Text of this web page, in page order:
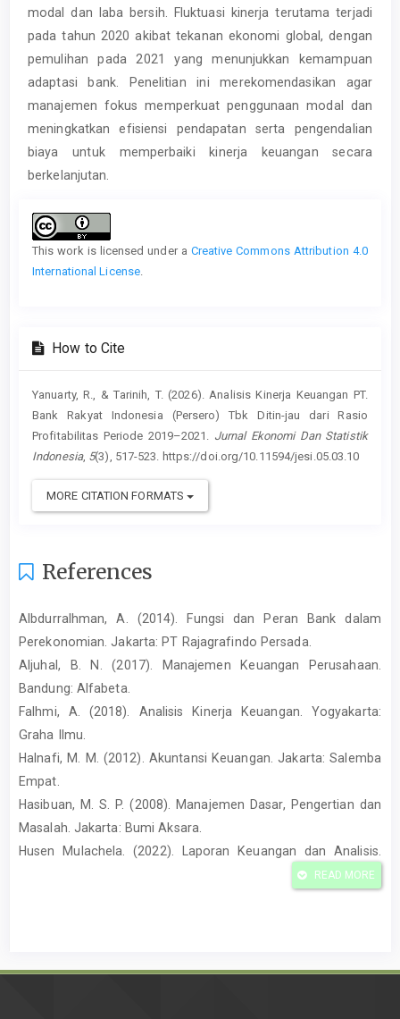
modal dan laba bersih. Fluktuasi kinerja terutama terjadi
pada tahun 2020 akibat tekanan ekonomi global, dengan
pemulihan pada 2021 yang menunjukkan kemampuan
adaptasi bank. Penelitian ini merekomendasikan agar
manajemen fokus memperkuat penggunaan modal dan
meningkatkan efisiensi pendapatan serta pengendalian
biaya untuk memperbaiki kinerja keuangan secara
berkelanjutan.
Article
Details
This work is licensed under a Creative Commons Attribution 4.0
International License.
How to Cite
Yanuarty, R., & Tarinih, T. (2026). Analisis Kinerja Keuangan PT.
Bank Rakyat Indonesia (Persero) Tbk Ditin-jau dari Rasio
Profitabilitas Periode 2019–2021. Jurnal Ekonomi Dan Statistik
Indonesia, 5(3), 517-523. https://doi.org/10.11594/jesi.05.03.10
MORE CITATION FORMATS
References
Albdurralhman, A. (2014). Fungsi dan Peran Bank dalam
Perekonomian. Jakarta: PT Rajagrafindo Persada.
Aljuhal, B. N. (2017). Manajemen Keuangan Perusahaan.
Bandung: Alfabeta.
Falhmi, A. (2018). Analisis Kinerja Keuangan. Yogyakarta:
Graha Ilmu.
Halnafi, M. M. (2012). Akuntansi Keuangan. Jakarta: Salemba
Empat.
Hasibuan, M. S. P. (2008). Manajemen Dasar, Pengertian dan
Masalah. Jakarta: Bumi Aksara.
Husen Mulachela. (2022). Laporan Keuangan dan Analisis.
Grafindo Persada.
READ MORE